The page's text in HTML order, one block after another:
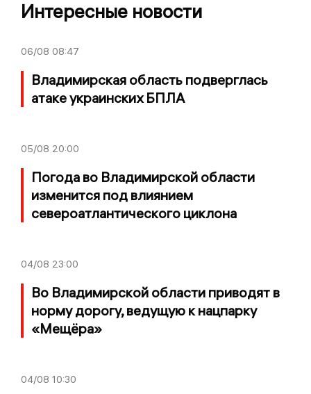
Интересные новости
06/08 08:47
Владимирская область подверглась
атаке украинских БПЛА
05/08 20:00
Погода во Владимирской области
изменится под влиянием
североатлантического циклона
04/08 23:00
Во Владимирской области приводят в
норму дорогу, ведущую к нацпарку
«Мещёра»
04/08 10:30